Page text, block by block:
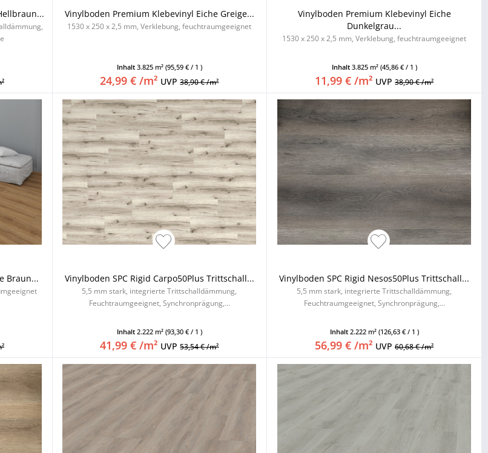
Vinylboden Premium Klebevinyl Eiche Greige...
1530 x 250 x 2,5 mm, Verklebung, feuchtraumgeeignet
Inhalt 3.825 m² (95,59 € / 1 )
24,99 € /m² UVP38,90 € /m²
Vinylboden Premium Klebevinyl Eiche
Dunkelgrau...
1530 x 250 x 2,5 mm, Verklebung, feuchtraumgeeignet
Inhalt 3.825 m² (45,86 € / 1 )
11,99 € /m² UVP38,90 € /m²
Braun... Vinylboden SPC Rigid Carpo50Plus Trittschall...
5,5 mm stark, integrierte Trittschalldämmung,
Feuchtraumgeeignet, Synchronprägung,...
Inhalt 2.222 m² (93,30 € / 1 )
41,99 € /m² UVP53,54 € /m²
Vinylboden SPC Rigid Nesos50Plus Trittschall...
5,5 mm stark, integrierte Trittschalldämmung,
Feuchtraumgeeignet, Synchronprägung,...
Inhalt 2.222 m² (126,63 € / 1 )
56,99 € /m² UVP60,68 € /m²